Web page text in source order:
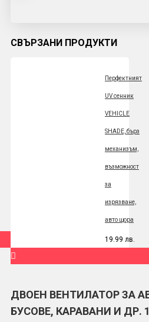
СВЪРЗАНИ ПРОДУКТИ
Перфектният
UV сенник
VEHICLE
SHADE, бърз
механизъм,
възможност
за
изрязване,
авто щора
19.99 лв.
ДВОЕН ВЕНТИЛАТОР ЗА
БУСОВЕ, КАРАВАНИ И ДР.